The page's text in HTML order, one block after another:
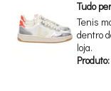
Tudo
Tenis
dentro
loja.
Produto: